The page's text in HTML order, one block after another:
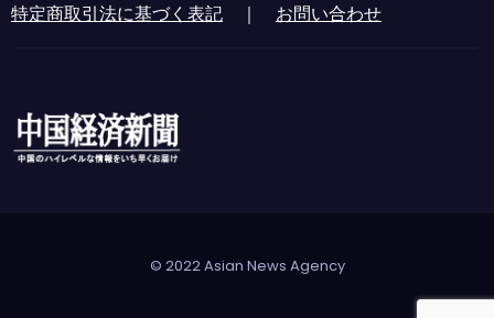
特定商取引法に基づく表記 ｜ お問い合わせ
© 2022 Asian News Agency